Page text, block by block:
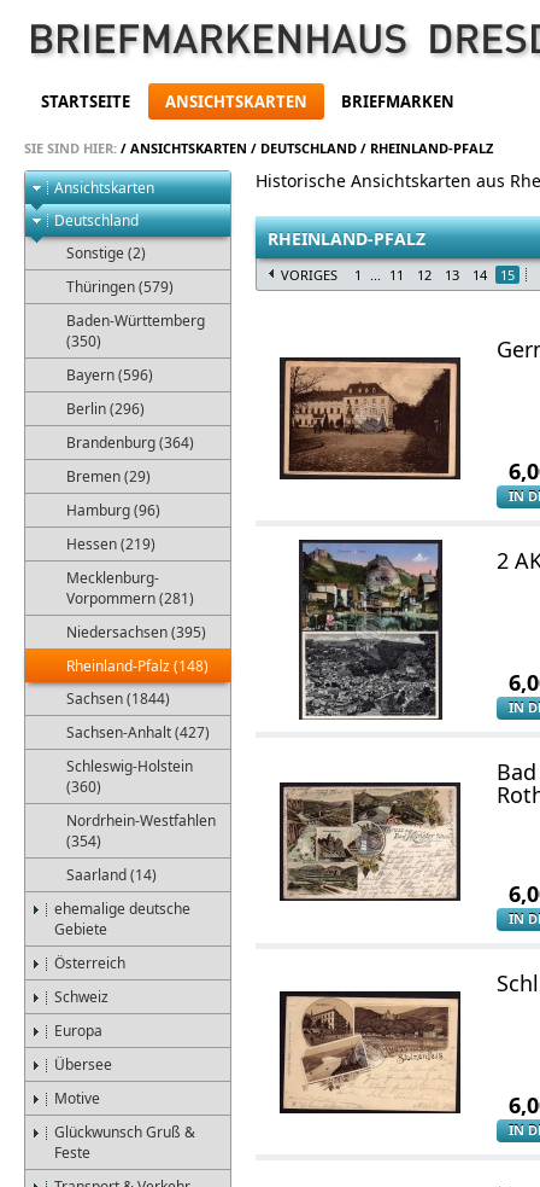
STARTSEITE ANSICHTSKARTEN BRIEFMARKEN
SIE SIND HIER: / ANSICHTSKARTEN / DEUTSCHLAND / RHEINLAND-PFALZ
Ansichtskarten
Deutschland
Sonstige (2)
Thüringen (579)
Baden-Württemberg
(350)
Bayern (596)
Berlin (296)
Brandenburg (364)
Bremen (29)
Hamburg (96)
Hessen (219)
Mecklenburg-
Vorpommern (281)
Niedersachsen (395)
Rheinland-Pfalz (148)
Sachsen (1844)
Sachsen-Anhalt (427)
Schleswig-Holstein
(360)
Nordrhein-Westfahlen
(354)
Saarland (14)
ehemalige deutsche
Gebiete
Österreich
Schweiz
Europa
Übersee
Motive
Glückwunsch Gruß &
Feste
Historische Ansichtskarten aus
RHEINLAND-PFALZ
VORIGES 1 ... 11 12 13 14 15
IN
2
IN
IN
IN